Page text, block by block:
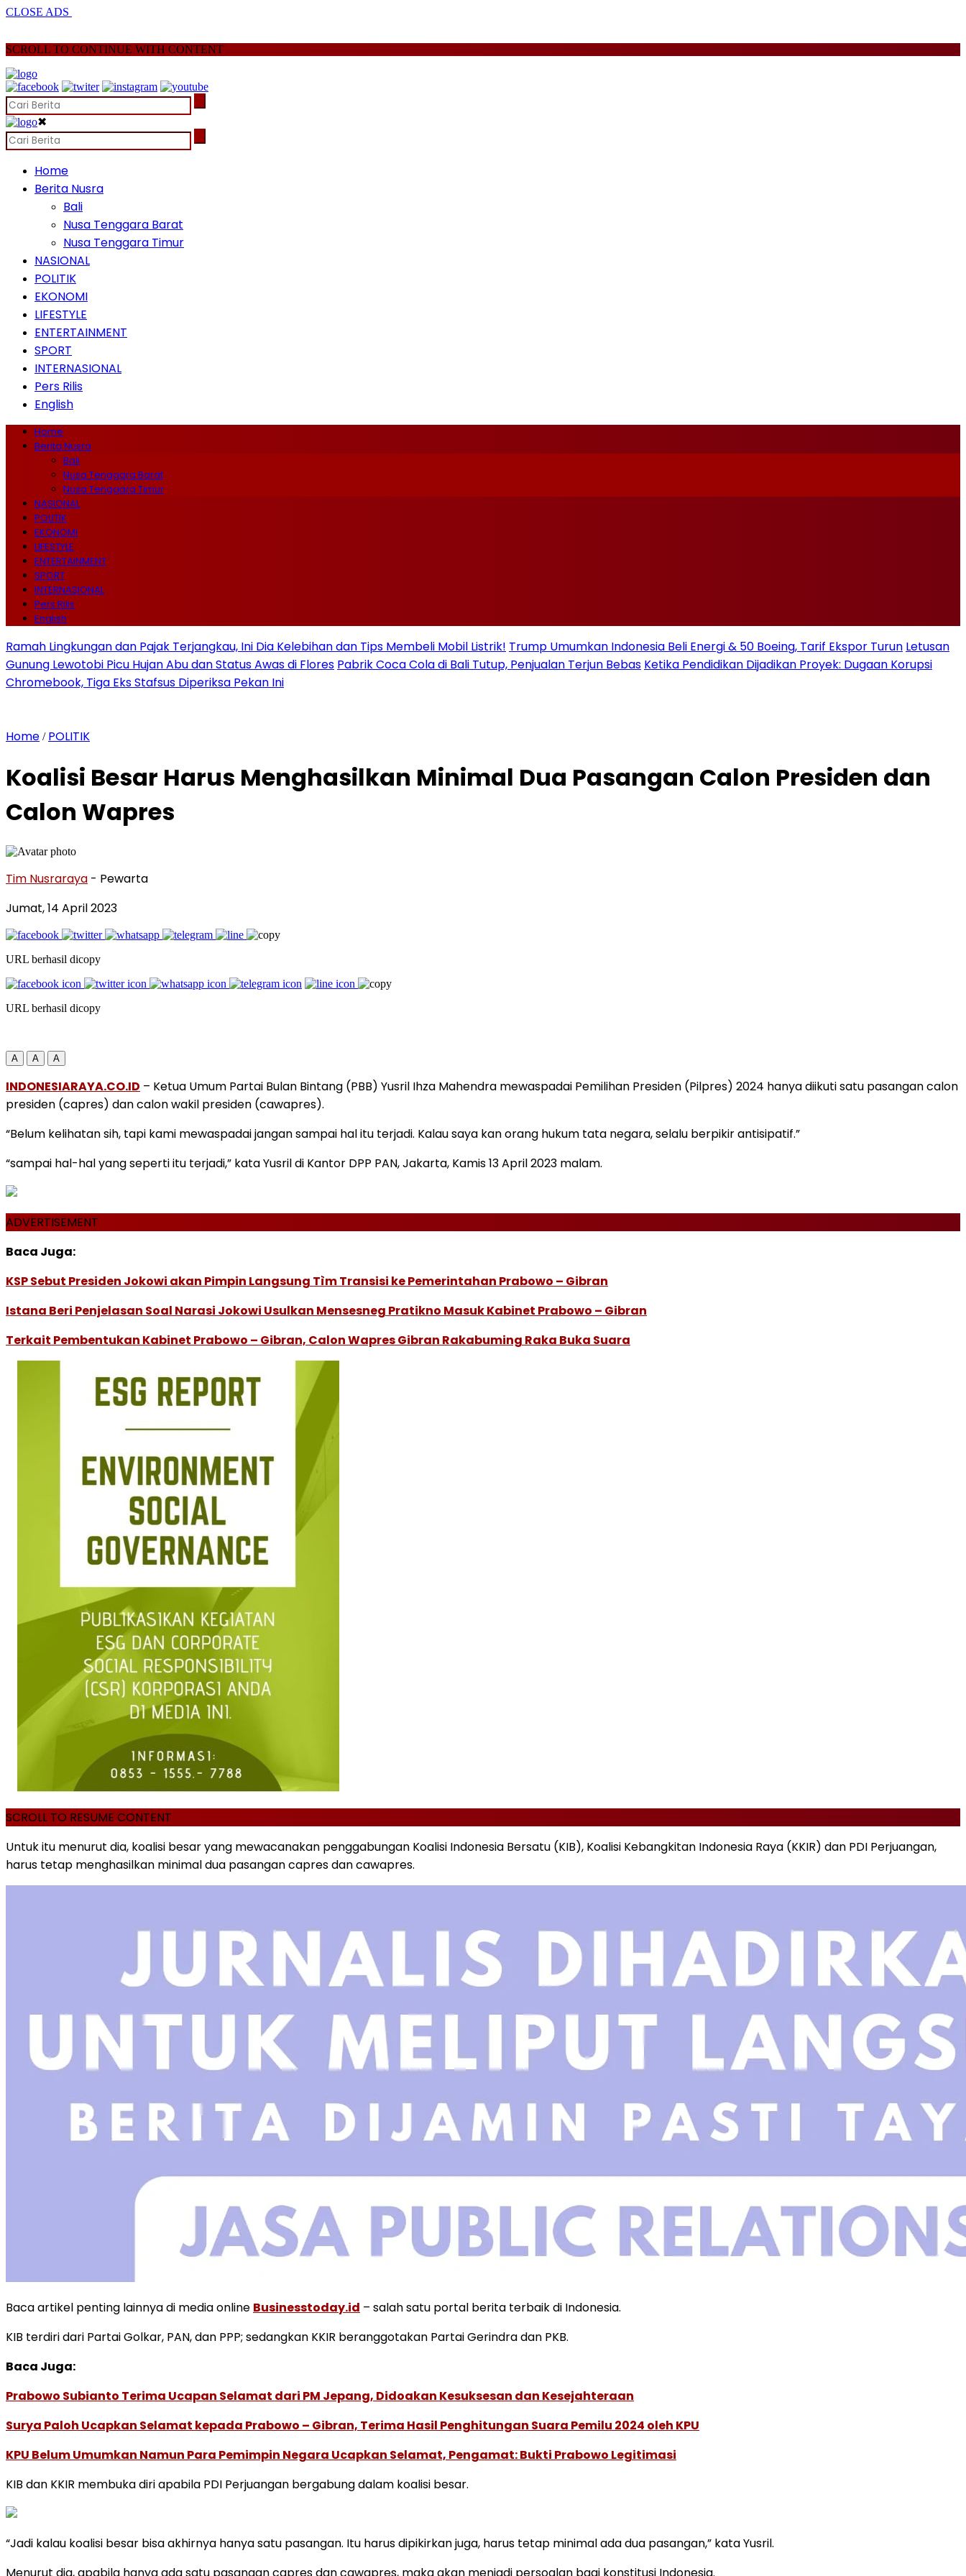
CLOSE ADS
SCROLL TO CONTINUE WITH CONTENT
✖
Home
Berita Nusra
Bali
Nusa Tenggara Barat
Nusa Tenggara Timur
NASIONAL
POLITIK
EKONOMI
LIFESTYLE
ENTERTAINMENT
SPORT
INTERNASIONAL
Pers Rilis
English
Home
Berita Nusra
Bali
Nusa Tenggara Barat
Nusa Tenggara Timur
NASIONAL
POLITIK
EKONOMI
LIFESTYLE
ENTERTAINMENT
SPORT
INTERNASIONAL
Pers Rilis
English
Ramah Lingkungan dan Pajak Terjangkau, Ini Dia Kelebihan dan Tips Membeli Mobil Listrik! Trump Umumkan Indonesia Beli Energi & 50 Boeing, Tarif Ekspor Turun Letusan
Gunung Lewotobi Picu Hujan Abu dan Status Awas di Flores Pabrik Coca Cola di Bali Tutup, Penjualan Terjun Bebas Ketika Pendidikan Dijadikan Proyek: Dugaan Korupsi
Chromebook, Tiga Eks Stafsus Diperiksa Pekan Ini
Home / POLITIK
Koalisi Besar Harus Menghasilkan Minimal Dua Pasangan Calon Presiden dan
Calon Wapres
Tim Nusraraya - Pewarta
Jumat, 14 April 2023
URL berhasil dicopy
URL berhasil dicopy
A A A
INDONESIARAYA.CO.ID – Ketua Umum Partai Bulan Bintang (PBB) Yusril Ihza Mahendra mewaspadai Pemilihan Presiden (Pilpres) 2024 hanya diikuti satu pasangan calon
presiden (capres) dan calon wakil presiden (cawapres).
“Belum kelihatan sih, tapi kami mewaspadai jangan sampai hal itu terjadi. Kalau saya kan orang hukum tata negara, selalu berpikir antisipatif.”
“sampai hal-hal yang seperti itu terjadi,” kata Yusril di Kantor DPP PAN, Jakarta, Kamis 13 April 2023 malam.
ADVERTISEMENT
Baca Juga:
KSP Sebut Presiden Jokowi akan Pimpin Langsung Tìm Transisi ke Pemerintahan Prabowo – Gibran
Istana Beri Penjelasan Soal Narasi Jokowi Usulkan Mensesneg Pratikno Masuk Kabinet Prabowo – Gibran
Terkait Pembentukan Kabinet Prabowo – Gibran, Calon Wapres Gibran Rakabuming Raka Buka Suara
SCROLL TO RESUME CONTENT
Untuk itu menurut dia, koalisi besar yang mewacanakan penggabungan Koalisi Indonesia Bersatu (KIB), Koalisi Kebangkitan Indonesia Raya (KKIR) dan PDI Perjuangan,
harus tetap menghasilkan minimal dua pasangan capres dan cawapres.
Baca artikel penting lainnya di media online Businesstoday.id – salah satu portal berita terbaik di Indonesia.
KIB terdiri dari Partai Golkar, PAN, dan PPP; sedangkan KKIR beranggotakan Partai Gerindra dan PKB.
Baca Juga:
Prabowo Subianto Terima Ucapan Selamat dari PM Jepang, Didoakan Kesuksesan dan Kesejahteraan
Surya Paloh Ucapkan Selamat kepada Prabowo – Gibran, Terima Hasil Penghitungan Suara Pemilu 2024 oleh KPU
KPU Belum Umumkan Namun Para Pemimpin Negara Ucapkan Selamat, Pengamat: Bukti Prabowo Legitimasi
KIB dan KKIR membuka diri apabila PDI Perjuangan bergabung dalam koalisi besar.
“Jadi kalau koalisi besar bisa akhirnya hanya satu pasangan. Itu harus dipikirkan juga, harus tetap minimal ada dua pasangan,” kata Yusril.
Menurut dia, apabila hanya ada satu pasangan capres dan cawapres, maka akan menjadi persoalan bagi konstitusi Indonesia.